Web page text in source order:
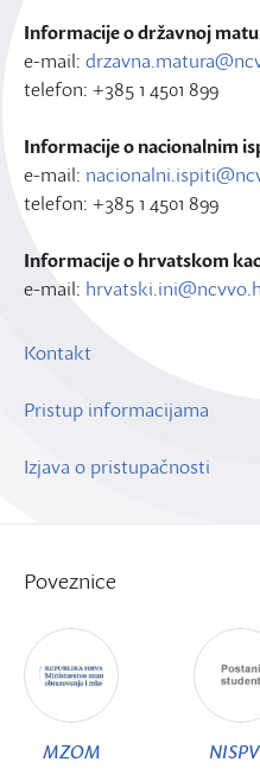
Informacije o državnoj
e-mail:
telefon: +385 1 4501 899
Informacije o nacionalnim
e-mail:
telefon: +385 1 4501 899
Informacije o hrvatskom
e-mail:
Kontakt
Pristup informacijama
Izjava o pristupačnosti
Poveznice
MZOM